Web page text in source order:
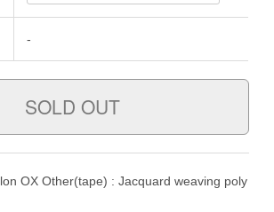
-
OX Other(tape) : Jacquard weaving poly